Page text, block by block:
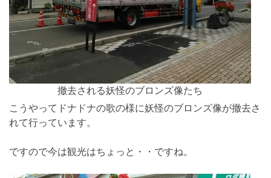
撤去される妖怪のブロンズ像たち
こうやってドナドナの歌の様に妖怪のブロンズ像が撤去さ
れて行っています。
ですので今は観光はちょっと・・ですね。